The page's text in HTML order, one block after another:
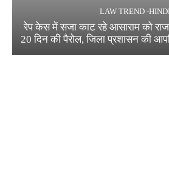
LAW TREND -
रेप केस में सजा काट रहे आसाराम को
20 दिन की पैरोल, जिला प्रशासन की